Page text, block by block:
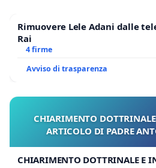
Rimuovere Lele Adani dalle
Rai
4 firme
Avviso di trasparenza
CHIARIMENTO
ARTICOLO DI PADRE
CHIARIMENTO DOTTRINALE E